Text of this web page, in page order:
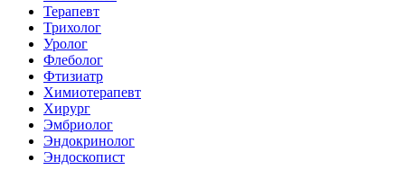
Терапевт
Трихолог
Уролог
Флеболог
Фтизиатр
Химиотерапевт
Хирург
Эмбриолог
Эндокринолог
Эндоскопист